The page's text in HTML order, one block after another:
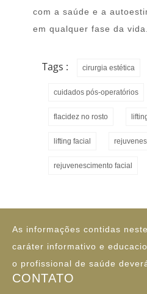
com a saúde e a
em qualquer fase da vida.
Tags : cirurgia estética
cuidados pós-operatórios
flacidez no rosto
lifting facial
rejuvenescimento facial
As informações contidas
caráter informativo e
o profissional de saúde
CONTATO